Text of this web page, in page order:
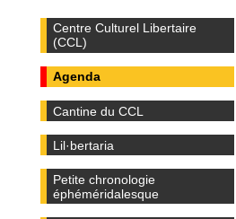
Centre Culturel Libertaire
(CCL)
Agenda
Cantine du CCL
Lil·bertaria
Petite chronologie
éphéméridalesque